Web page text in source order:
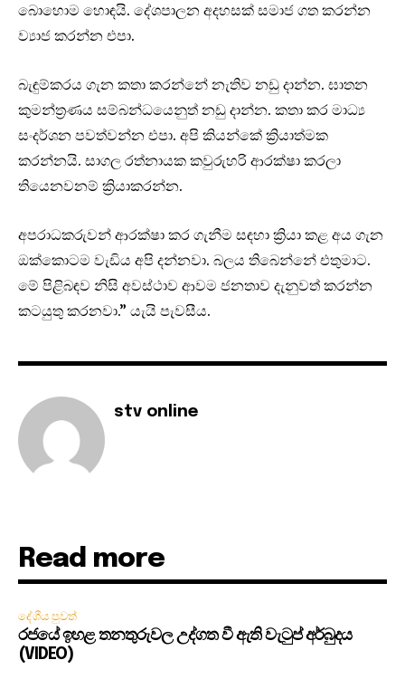
බොහොම හොඳයි. දේශපාලන අදහසක් සමාජ ගත කරන්න
ව්‍යාජ කරන්න එපා.
බැඳුම්කරය ගැන කතා කරන්නේ නැතිව නඩු දාන්න. ඝාතන
කුමන්ත්‍රණය සම්බන්ධයෙනුත් නඩු දාන්න. කතා කර මාධ්‍ය
සංදර්ශන පවත්වන්න එපා. අපි කියන්කේ ක්‍රියාත්මක
කරන්නයි. සාගල රත්නායක කවුරුහරි ආරක්ෂා කරලා
තියෙනවනම් ක්‍රියාකරන්න.
අපරාධකරුවන් ආරක්ෂා කර ගැනීම සඳහා ක්‍රියා කළ අය ගැන
ඔක්කොටම වැඩිය අපි දන්නවා. බලය තිබෙන්නේ එතුමාට.
මේ පිළිබඳව නිසි අවස්ථාව ආවම ජනතාව දැනුවත් කරන්න
කටයුතු කරනවා.” යැයි පැවසීය.
stv online
Read more
දේශීය පුවත්
රජයේ ඉහළ තනතුරුවල උද්ගත වී ඇති වැටුප් අර්බුදය
(VIDEO)